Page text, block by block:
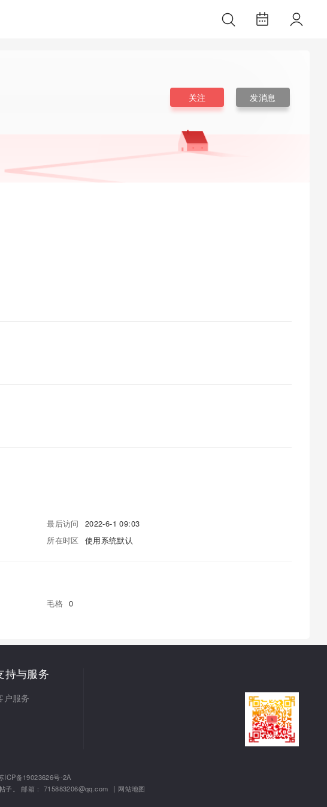
关注 发消息
最后访问
2022-6-1 09:03
所在时区 使用系统默认
毛格 0
持与服务
户服务
ICP备19023626号-2A
子。 邮箱： 715883206@qq.com
| 网站地图